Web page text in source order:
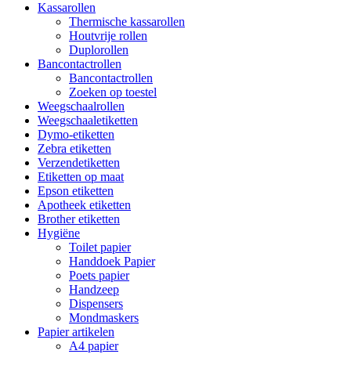
Kassarollen
Thermische kassarollen
Houtvrije rollen
Duplorollen
Bancontactrollen
Bancontactrollen
Zoeken op toestel
Weegschaalrollen
Weegschaaletiketten
Dymo-etiketten
Zebra etiketten
Verzendetiketten
Etiketten op maat
Epson etiketten
Apotheek etiketten
Brother etiketten
Hygiëne
Toilet papier
Handdoek Papier
Poets papier
Handzeep
Dispensers
Mondmaskers
Papier artikelen
A4 papier